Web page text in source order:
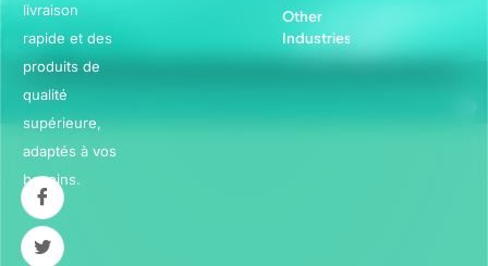
livraison
rapide et des
produits de
qualité
supérieure,
adaptés à vos
besoins.
Other
Industries